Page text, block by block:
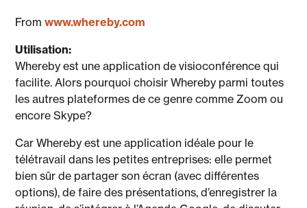
Fromwww.whereby.com
Utilisation:
Whereby est une application de visioconférence qui
facilite. Alors pourquoi choisir Whereby parmi toutes
les autres plateformes de ce genre comme Zoom ou
encore Skype?
Car Whereby est une application idéale pour le
télétravail dans les petites entreprises: elle permet
bien sûr de partager son écran (avec différentes
options), de faire des présentations, d’enregistrer la